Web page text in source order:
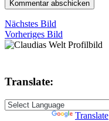
Nächstes Bild
Vorheriges Bild
Translate:
Translate